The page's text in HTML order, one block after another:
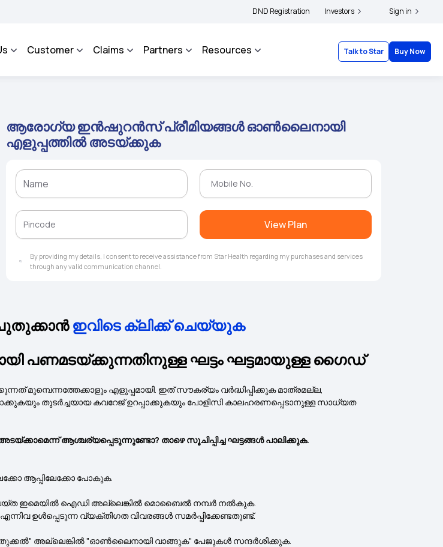
Management System to facilitate the policyholders and complainants to file their grievances with IRDAI - Click here to know
DND Registration Investors Sign in
Customer Claims Partners Resources Talk to Star Buy Now
ആരോഗ്യ ഇൻഷുറൻസ് പ്രീമിയങ്ങൾ ഓൺലൈനായി
എളുപ്പത്തിൽ അടയ്ക്കുക
View Plan
By providing my details, I consent to receive assistance from Star Health regarding my purchases and services
through any valid communication channel.
ഇവിടെ ക്ലിക്ക് ചെയ്യുക
ഘട്ടം ഘട്ടമായുള്ള ഗൈഡ്
എളുപ്പമായി. ഇത് സൗകര്യം വർദ്ധിപ്പിക്കുക മാത്രമല്ല,
തുടർച്ചയായ കവറേജ് ഉറപ്പാക്കുകയും പോളിസി കാലഹരണപ്പെടാനുള്ള സാധ്യത
ആശ്ചര്യപ്പെടുന്നുണ്ടോ? താഴെ സൂചിപ്പിച്ച ഘട്ടങ്ങൾ പാലിക്കുക.
ആപ്പിലേക്കോ പോകുക.
ചെയ്ത ഇമെയിൽ ഐഡി അല്ലെങ്കിൽ മൊബൈൽ നമ്പർ നൽകുക.
ഉൾപ്പെടുന്ന വ്യക്തിഗത വിവരങ്ങൾ സമർപ്പിക്കേണ്ടതുണ്ട്.
അല്ലെങ്കിൽ "ഓൺലൈനായി വാങ്ങുക" പേജുകൾ സന്ദർശിക്കുക.